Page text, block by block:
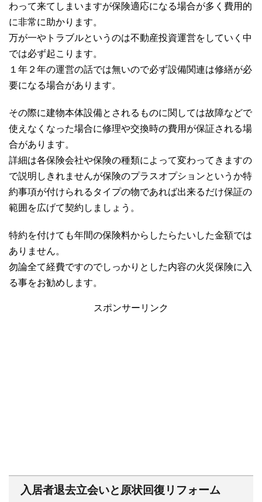
わって来てしまいますが保険適応になる場合が多く費用的
に非常に助かります。
万が一やトラブルというのは不動産投資運営をしていく中
では必ず起こります。
１年２年の運営の話では無いので必ず設備関連は修繕が必
要になる場合があります。
その際に建物本体設備とされるものに関しては故障などで
使えなくなった場合に修理や交換時の費用が保証される場
合があります。
詳細は各保険会社や保険の種類によって変わってきますの
で説明しきれませんが保険のプラスオプションというか特
約事項が付けられるタイプの物であれば出来るだけ保証の
範囲を広げて契約しましょう。
特約を付けても年間の保険料からしたらたいした金額では
ありません。
勿論全て経費ですのでしっかりとした内容の火災保険に入
る事をお勧めします。
スポンサーリンク
入居者退去立会いと原状回復リフォーム